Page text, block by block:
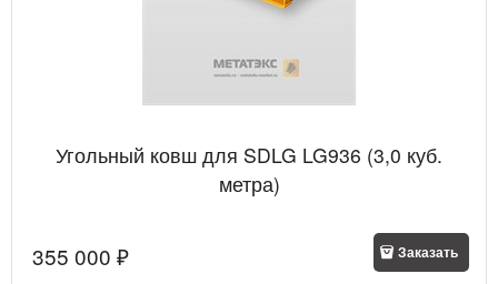
Угольный ковш для SDLG LG936 (3,0 куб.
метра)
355 000 ₽ Заказать